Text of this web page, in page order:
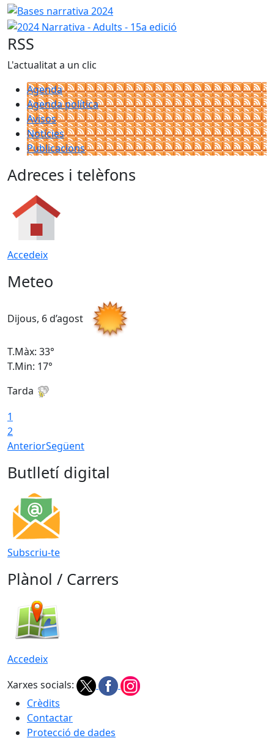
Bases narrativa 2024 2024 Narrativa - Adults - 15a edició
RSS
L'actualitat a un clic
Agenda
Agenda política
Avisos
Notícies
Publicacions
Adreces i telèfons
Accedeix
Meteo
Dijous, 6 d’agost
T.Màx: 33°
T.Min: 17°
Tarda
1
2
AnteriorSegüent
Butlletí digital
Subscriu-te
Plànol / Carrers
Accedeix
Xarxes socials:
Crèdits
Contactar
Protecció de dades